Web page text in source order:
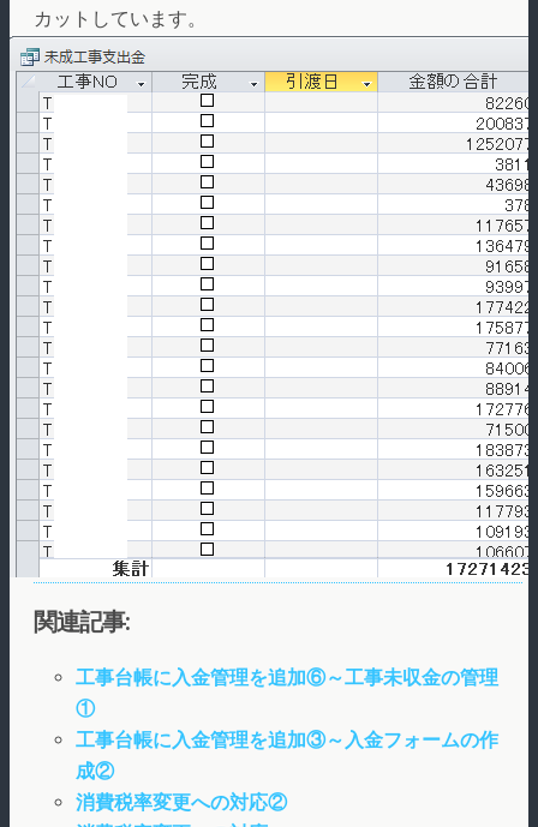
カットしています。
関連記事:
工事台帳に入金管理を追加⑥～工事未収金の管理
①
工事台帳に入金管理を追加③～入金フォームの作
成②
消費税率変更への対応②